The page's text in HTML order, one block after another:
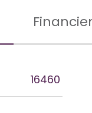
Financier
16460